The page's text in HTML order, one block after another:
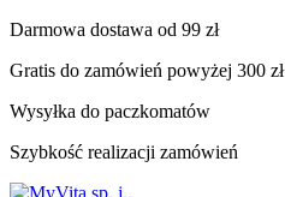
Darmowa dostawa od 99 zł
Gratis do zamówień powyżej 300 zł
Wysyłka do paczkomatów
Szybkość realizacji zamówień